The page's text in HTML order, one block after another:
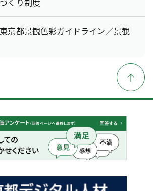
京都景観色彩ガイドライン／景観